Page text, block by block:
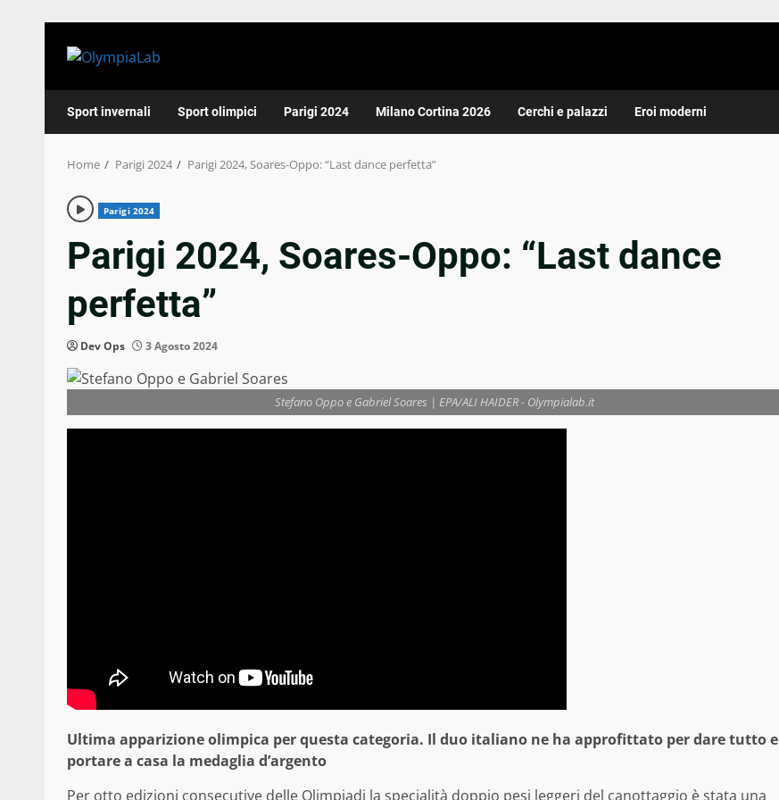
Sport invernali Sport olimpici Parigi 2024 Milano Cortina 2026 Cerchi e palazzi Eroi moderni
Home Parigi 2024 Parigi 2024, Soares-Oppo: “Last dance perfetta”
Parigi 2024
Parigi 2024, Soares-Oppo: “Last dance
perfetta”
Dev Ops 3 Agosto 2024
Stefano Oppo e Gabriel Soares | EPA/ALI HAIDER - Olympialab.it
Ultima apparizione olimpica per questa categoria. Il duo italiano ne ha approfittato per dare tutto e
portare a casa la medaglia d’argento
Per otto edizioni consecutive delle Olimpiadi la specialità doppio pesi leggeri del canottaggio è stata una